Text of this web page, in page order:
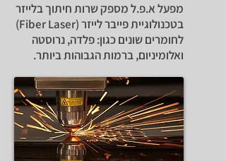
מפעל א.פ.ל מספק שרות חיתוך בלייזר
בטכנולוגיית פייבר לייזר (Fiber Laser)
לחומרים שונים כגון: פלדה, נרוסטה
ואלומיניום, ברמות הגבוהות ביותר.